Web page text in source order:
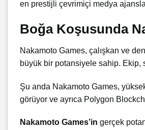
en prestijli çevrimiçi medya
Boğa Koşusunda
Nakamoto Games, çalışkan ve
büyük bir potansiyele sahip. Ekip,
Şu anda Nakamoto Games,
görüyor ve ayrıca Polygon
Nakamoto Games’in gerçek